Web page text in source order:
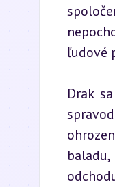
ľudové
Drak